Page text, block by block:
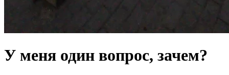
У меня один вопрос, зачем?